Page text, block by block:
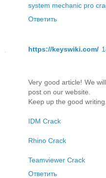
system mechanic pro
Ответить
https://keyswiki.com/
Very good article! We
post on our website.
Keep up the good writing.
IDM Crack
Rhino Crack
Teamviewer Crack
Ответить